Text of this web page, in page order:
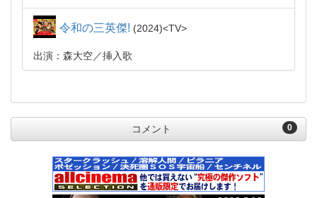
令和の三英傑! 2024 TV
出演：森大空 挿入歌
0
コメント